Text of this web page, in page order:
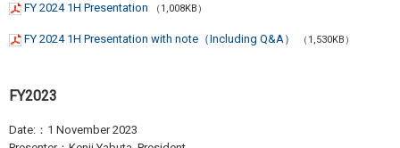
FY 2024 1H Presentation （1,008KB）
FY 2024 1H Presentation with note（Including Q&A） （1,530KB）
FY2023
Date:：1 November 2023